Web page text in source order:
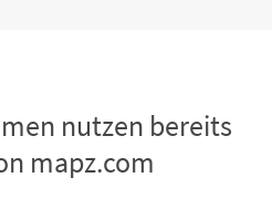
nutzen bereits
mapz.com